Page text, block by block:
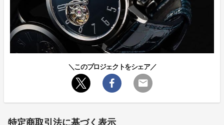
＼このプロジェクトをシェア／
特定商取引法に基づく表示